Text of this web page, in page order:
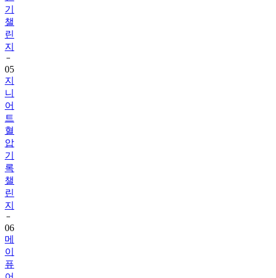
기
챌
린
지
05
지
니
어
트
혈
압
기
록
챌
린
지
06
메
이
퓨